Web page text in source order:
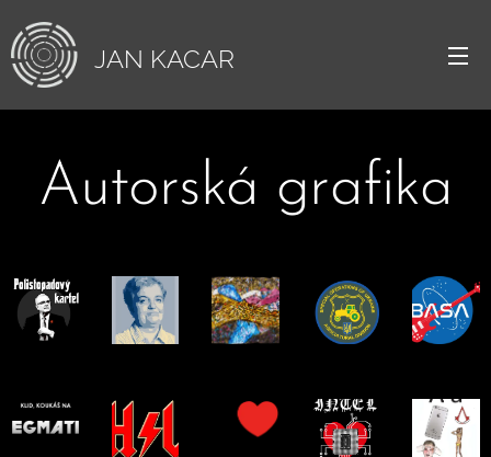
JAN KACAR
Autorská grafika